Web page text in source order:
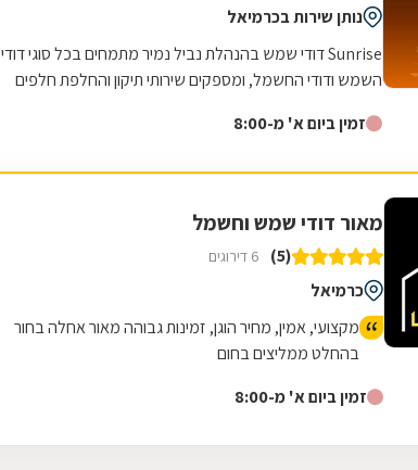
נותן שירות בכרמיאל
Sunrise דודי שמש בהנהלת נביל נמיר מתמחים בכל סוגי דודי
השמש ודודי החשמל, ומספקים שירותי תיקון והחלפת חלפים
זמין ביום א' מ-8:00
מאור דודי שמש וחשמל
(5) 6 דירוגים
כרמיאל
מקצועי, אמין, מחיר הוגן, זמינות גבוהה מאור אחלה בחור
בהחלט ממליצים בחום
זמין ביום א' מ-8:00